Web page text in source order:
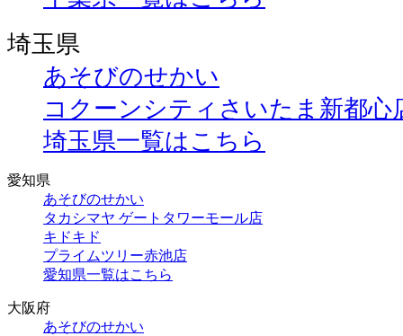
埼玉県
あそびのせかい
コクーンシティさいたま新都心
埼玉県一覧はこちら
愛知県
あそびのせかい
タカシマヤ ゲートタワーモール店
キドキド
プライムツリー赤池店
愛知県一覧はこちら
大阪府
あそびのせかい